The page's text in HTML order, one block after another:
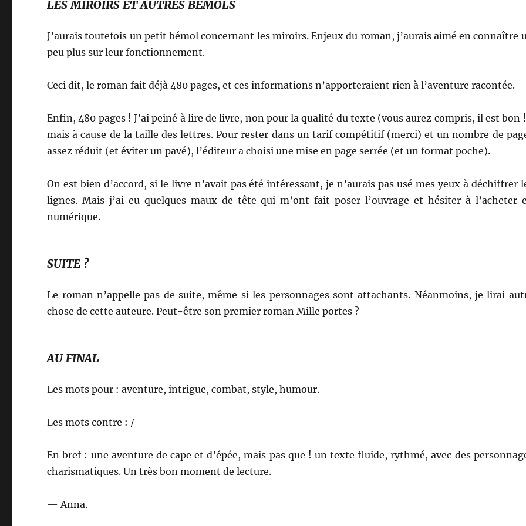
LES MIROIRS ET AUTRES BÉMOLS
J’aurais toutefois un petit bémol concernant les miroirs. Enjeux du roman, j’aurais aimé en connaître
peu plus sur leur fonctionnement.
Ceci dit, le roman fait déjà 480 pages, et ces informations n’apporteraient rien à l’aventure racontée.
Enfin, 480 pages ! J’ai peiné à lire de livre, non pour la qualité du texte (vous aurez compris, il est bon
mais à cause de la taille des lettres. Pour rester dans un tarif compétitif (merci) et un nombre de
assez réduit (et éviter un pavé), l’éditeur a choisi une mise en page serrée (et un format poche).
On est bien d’accord, si le livre n’avait pas été intéressant, je n’aurais pas usé mes yeux à déchiffrer
lignes. Mais j’ai eu quelques maux de tête qui m’ont fait poser l’ouvrage et hésiter à l’acheter
numérique.
SUITE ?
Le roman n’appelle pas de suite, même si les personnages sont attachants. Néanmoins, je lirai
chose de cette auteure. Peut-être son premier roman Mille portes ?
AU FINAL
Les mots pour : aventure, intrigue, combat, style, humour.
Les mots contre : /
En bref : une aventure de cape et d’épée, mais pas que ! un texte fluide, rythmé, avec des
charismatiques. Un très bon moment de lecture.
— Anna.